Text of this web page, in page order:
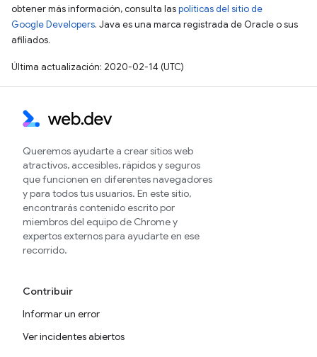
obtener más información, consulta laspolíticas del sitio de
Google Developers. Java es una marca registrada de Oracle o sus
afiliados.
Última actualización: 2020-02-14 (UTC)
Queremos ayudarte a crear sitios web
atractivos, accesibles, rápidos y seguros
que funcionen en diferentes navegadores
y para todos tus usuarios. En este sitio,
encontrarás contenido escrito por
miembros del equipo de Chrome y
expertos externos para ayudarte en ese
recorrido.
Contribuir
Informar un error
Ver incidentes abiertos